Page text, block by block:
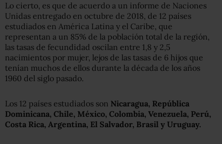
Lo cierto, es que de acuerdo a un informe de Naciones
Unidas entregado en octubre de 2018, de 12 países
estudiados en América Latina y el Caribe, que
representan a un 85% de la población total de la región,
las tasas de fecundidad oscilan entre 1,8 y 2,5
nacimientos por mujer, lejos de las tasas de 6 hijos que
tenían muchos de ellos durante la década de los años
1960 del siglo pasado.
Los 12 países estudiados son Nicaragua, República
Dominicana, Chile, México, Colombia, Venezuela, Perú,
Costa Rica, Argentina, El Salvador, Brasil y Uruguay.